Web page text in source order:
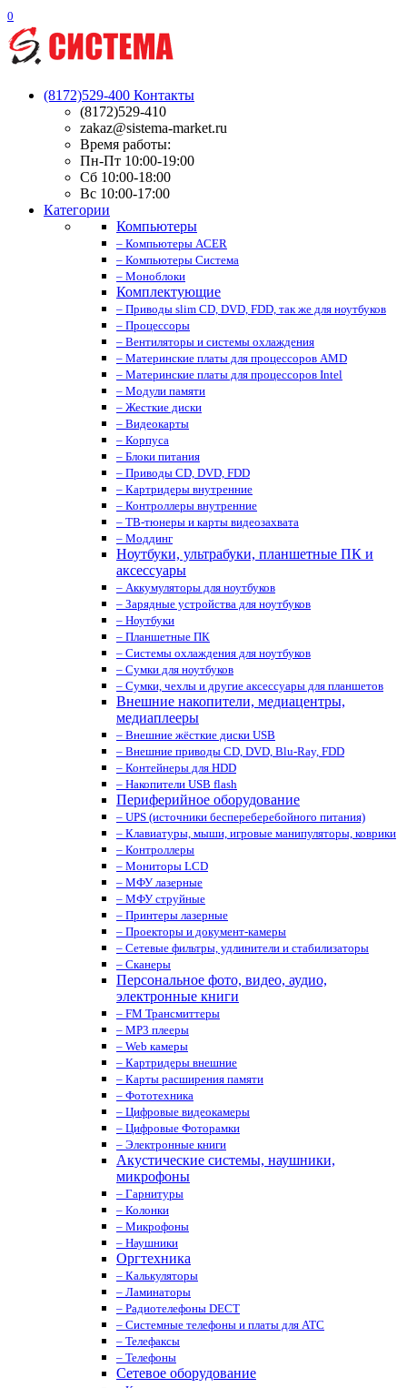
0
(8172)529-400 Контакты
(8172)529-410
zakaz@sistema-market.ru
Время работы:
Пн-Пт 10:00-19:00
Сб 10:00-18:00
Вс 10:00-17:00
Категории
Компьютеры
– Компьютеры ACER
– Компьютеры Система
– Моноблоки
Комплектующие
– Приводы slim CD, DVD, FDD, так же для ноутбуков
– Процессоры
– Вентиляторы и системы охлаждения
– Материнские платы для процессоров AMD
– Материнские платы для процессоров Intel
– Модули памяти
– Жесткие диски
– Видеокарты
– Корпуса
– Блоки питания
– Приводы CD, DVD, FDD
– Картридеры внутренние
– Контроллеры внутренние
– ТВ-тюнеры и карты видеозахвата
– Моддинг
Ноутбуки, ультрабуки, планшетные ПК и
аксессуары
– Аккумуляторы для ноутбуков
– Зарядные устройства для ноутбуков
– Ноутбуки
– Планшетные ПК
– Системы охлаждения для ноутбуков
– Сумки для ноутбуков
– Сумки, чехлы и другие аксессуары для планшетов
Внешние накопители, медиацентры,
медиаплееры
– Внешние жёсткие диски USB
– Внешние приводы CD, DVD, Blu-Ray, FDD
– Контейнеры для HDD
– Накопители USB flash
Периферийное оборудование
– UPS (источники беспереберебойного питания)
– Клавиатуры, мыши, игровые манипуляторы, коврики
– Контроллеры
– Мониторы LCD
– МФУ лазерные
– МФУ струйные
– Принтеры лазерные
– Проекторы и документ-камеры
– Сетевые фильтры, удлинители и стабилизаторы
– Сканеры
Персональное фото, видео, аудио,
электронные книги
– FM Трансмиттеры
– MP3 плееры
– Web камеры
– Картридеры внешние
– Карты расширения памяти
– Фототехника
– Цифровые видеокамеры
– Цифровые Фоторамки
– Электронные книги
Акустические системы, наушники,
микрофоны
– Гарнитуры
– Колонки
– Микрофоны
– Наушники
Оргтехника
– Калькуляторы
– Ламинаторы
– Радиотелефоны DECT
– Системные телефоны и платы для АТС
– Телефаксы
– Телефоны
Сетевое оборудование